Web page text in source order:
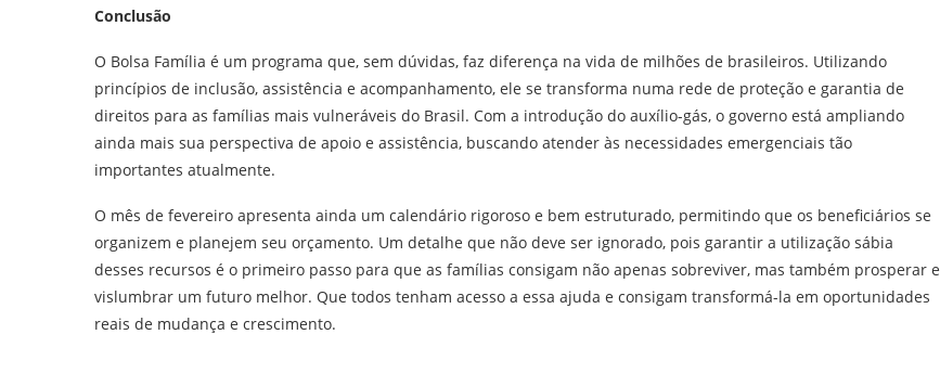
Conclusão
O Bolsa Família é um programa que, sem dúvidas, faz diferença na vida de milhões de brasileiros. Utilizando
princípios de inclusão, assistência e acompanhamento, ele se transforma numa rede de proteção e garantia de
direitos para as famílias mais vulneráveis do Brasil. Com a introdução do auxílio-gás, o governo está ampliando
ainda mais sua perspectiva de apoio e assistência, buscando atender às necessidades emergenciais tão
importantes atualmente.
O mês de fevereiro apresenta ainda um calendário rigoroso e bem estruturado, permitindo que os beneficiários se
organizem e planejem seu orçamento. Um detalhe que não deve ser ignorado, pois garantir a utilização sábia
desses recursos é o primeiro passo para que as famílias consigam não apenas sobreviver, mas também prosperar e
vislumbrar um futuro melhor. Que todos tenham acesso a essa ajuda e consigam transformá-la em oportunidades
reais de mudança e crescimento.